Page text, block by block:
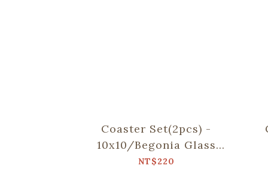
Coaster Set(2pcs) -
10x10/Begonia Glass
Pattern/Sweet Almond
NT$220